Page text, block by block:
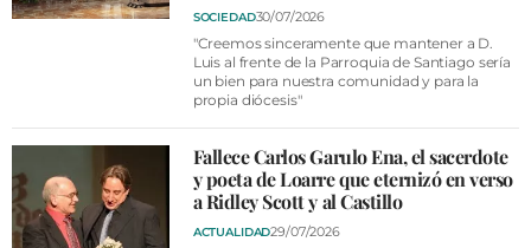
HORÓSCOPO
CLUB DEL AMIGO MILITANTE
INICIAR SESIÓN
SOCIEDAD30/07/2026
"Creemos sinceramente que mantener a D.
Luis al frente de la Parroquia de Santiago sería
un bien para nuestra comunidad y para la
propia diócesis"
Fallece Carlos Garulo Ena, el sacerdote
y poeta de Loarre que eternizó en verso
a Ridley Scott y al Castillo
ACTUALIDAD29/07/2026